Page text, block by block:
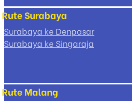
Rute Surabaya
Surabaya ke Denpasar
Surabaya ke Singaraja
Rute Malang